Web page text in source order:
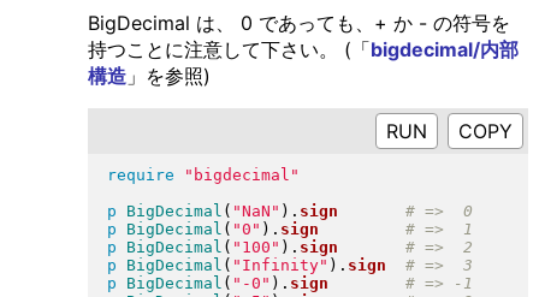
BigDecimal は、 0 であっても、+ か - の符号を
持つことに注意して下さい。 (「bigdecimal/内部
構造」を参照)
RUN
require " bigdecimal "
p
BigDecimal ( "NaN " ) . sign
p
BigDecimal ( "0 " ) . sign
p
BigDecimal ( " 100 " ) . sign
p
BigDecimal ( " Infinity" ) . sign
p
BigDecimal ( " -0 " ) . sign